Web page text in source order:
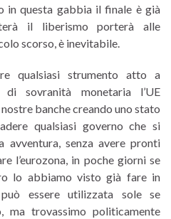
in questa gabbia il finale è già
il liberismo porterà alle
scorso, è inevitabile.
qualsiasi strumento atto a
sovranità monetaria l’UE
banche creando uno stato
qualsiasi governo che si
avventura, senza avere pronti
l’eurozona, in poche giorni se
lo abbiamo visto già fare in
essere utilizzata sole se
ma trovassimo politicamente